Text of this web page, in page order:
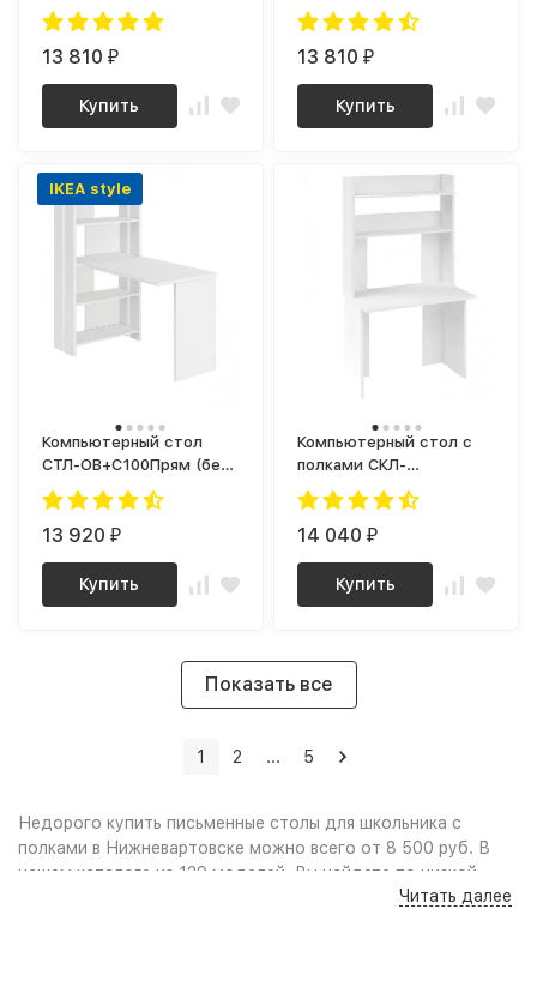
Геймерский СКЛ-
Игр120МО+НКИЛ120
13 810₽
Купить
WHITE
13 810₽
Купить
IKEA style
Компьютерный стол
СТЛ-ОВ+С100Прям (без
тумбы)
13 920₽
Купить
Компьютерный стол с
полками СКЛ-
Прям100+НКЛХ-100 (без
тумбы)
14 040₽
Купить
Показать все
1 2 ... 5
Недорого купить письменные столы для школьника с
полками в Нижневартовске можно всего от 8 500 руб. В
нашем каталоге из 129 моделей, Вы найдете по низкой
цене (дёшево): Качественные фото и удобный поиск по
Читать далее